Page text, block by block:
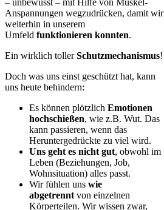
– unbewusst – mit Hilfe von Muskel-
Anspannungen wegzudrücken, damit wir
weiterhin in unserem
Umfeld funktionieren konnten.
Ein wirklich tollerSchutzmechanismus!
Doch was uns einst geschützt hat, kann
uns heute behindern:
Es können plötzlich Emotionen
hochschießen, wie z.B. Wut. Das
kann passieren, wenn das
Heruntergedrückte zu viel wird.
Uns geht es nicht gut, obwohl im
Leben (Beziehungen, Job,
Wohnsituation) alles passt.
Wir fühlen uns wie
abgetrennt von einzelnen
Körperteilen. Wir wissen zwar,